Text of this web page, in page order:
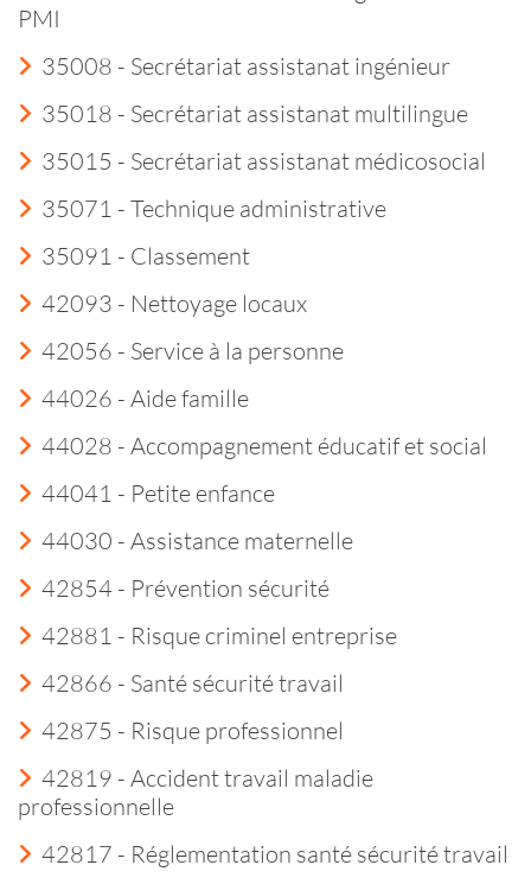
PMI
35008 - Secrétariat assistanat ingénieur
35018 - Secrétariat assistanat multilingue
35015 - Secrétariat assistanat médicosocial
35071 - Technique administrative
35091 - Classement
42093 - Nettoyage locaux
42056 - Service à la personne
44026 - Aide famille
44028 - Accompagnement éducatif et social
44041 - Petite enfance
44030 - Assistance maternelle
42854 - Prévention sécurité
42881 - Risque criminel entreprise
42866 - Santé sécurité travail
42875 - Risque professionnel
42819 - Accident travail maladie
professionnelle
42817 - Réglementation santé sécurité travail